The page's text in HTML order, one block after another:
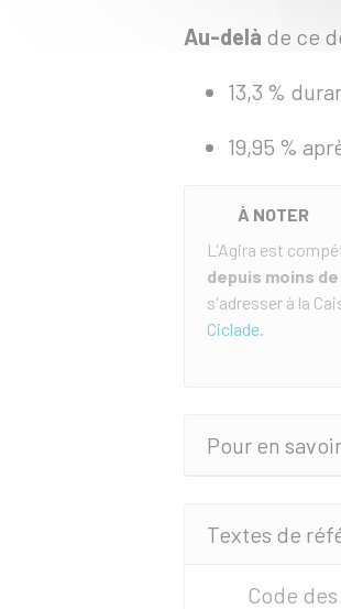
Au-delà de ce
13,3 %
19,95 %
À NOTER
L'Agira est
depuis moins de
s'adresser à la
Ciclade.
Pour en
Textes de
Code des